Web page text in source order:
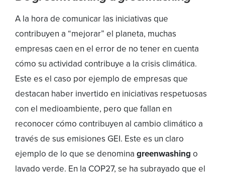
A la hora de comunicar las iniciativas que
contribuyen a “mejorar” el planeta, muchas
empresas caen en el error de no tener en cuenta
cómo su actividad contribuye a la crisis climática.
Este es el caso por ejemplo de empresas que
destacan haber invertido en iniciativas respetuosas
con el medioambiente, pero que fallan en
reconocer cómo contribuyen al cambio climático a
través de sus emisiones GEI. Este es un claro
ejemplo de lo que se denomina greenwashing o
lavado verde. En la COP27, se ha subrayado que el